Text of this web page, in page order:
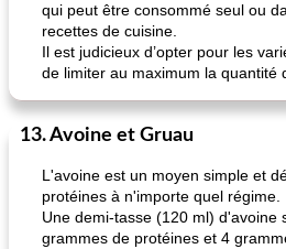
qui peut être consommé seul ou
recettes de cuisine.
Il est judicieux d’opter pour les
de limiter au maximum la quantité
13. Avoine et Gruau
L'avoine est un moyen simple et
protéines à n'importe quel régime.
Une demi-tasse (120 ml) d'avoine
grammes de protéines et 4